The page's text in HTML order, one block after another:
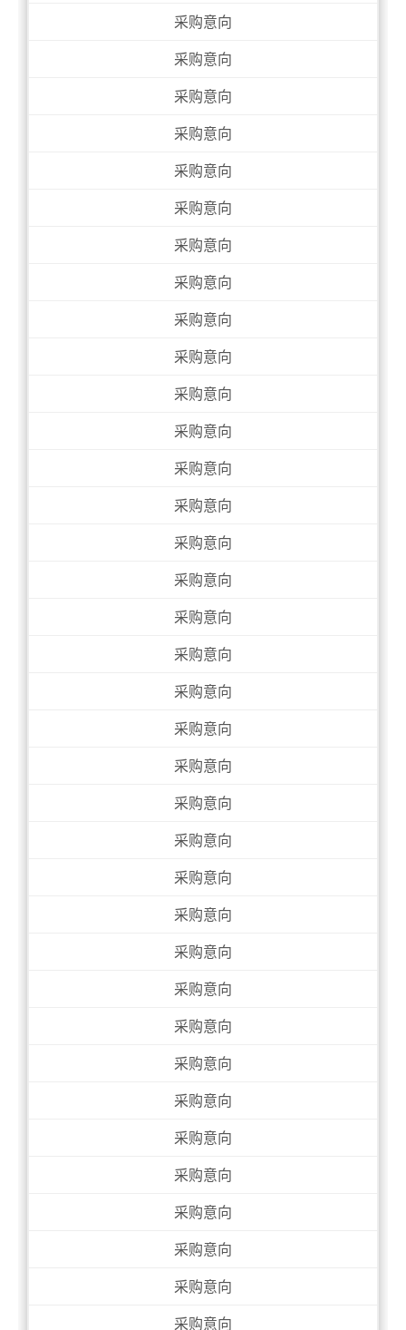
采购意向
采购意向
采购意向
采购意向
采购意向
采购意向
采购意向
采购意向
采购意向
采购意向
采购意向
采购意向
采购意向
采购意向
采购意向
采购意向
采购意向
采购意向
采购意向
采购意向
采购意向
采购意向
采购意向
采购意向
采购意向
采购意向
采购意向
采购意向
采购意向
采购意向
采购意向
采购意向
采购意向
采购意向
采购意向
采购意向